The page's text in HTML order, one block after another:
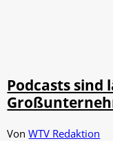
Podcasts sind
VonWTV Redaktion